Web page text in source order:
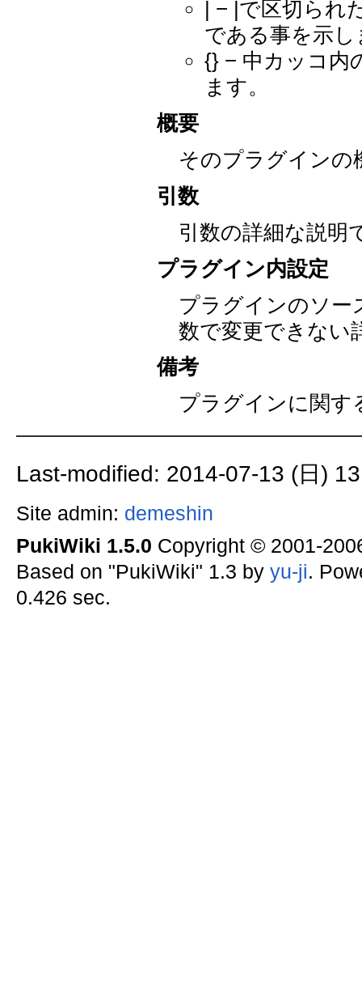
| − |で区切られ
である事を示し
{} − 中カッコ内
ます。
概要
そのプラグインの
引数
引数の詳細な説明
プラグイン内設定
プラグインのソー
数で変更できない
備考
プラグインに関す
Last-modified: 2014-07-13 (日)
Site admin: demeshin
PukiWiki 1.5.0 Copyright © 2001-
Based on "PukiWiki" 1.3 by yu-ji.
0.426 sec.